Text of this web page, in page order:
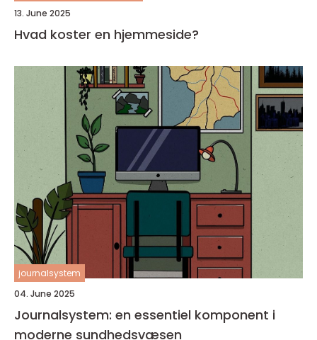
13. June 2025
Hvad koster en hjemmeside?
journalsystem
04. June 2025
Journalsystem: en essentiel komponent i
moderne sundhedsvæsen